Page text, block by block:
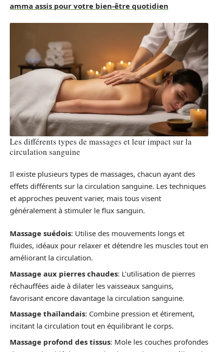
amma assis pour votre bien-être quotidien
Les différents types de massages et leur impact sur la
circulation sanguine
Il existe plusieurs types de massages, chacun ayant des
effets différents sur la circulation sanguine. Les techniques
et approches peuvent varier, mais tous visent
généralement à stimuler le flux sanguin.
Massage suédois: Utilise des mouvements longs et
fluides, idéaux pour relaxer et détendre les muscles tout en
améliorant la circulation.
Massage aux pierres chaudes: L’utilisation de pierres
réchauffées aide à dilater les vaisseaux sanguins,
favorisant encore davantage la circulation sanguine.
Massage thaïlandais: Combine pression et étirement,
incitant la circulation tout en équilibrant le corps.
Massage profond des tissus: Mole les couches profondes